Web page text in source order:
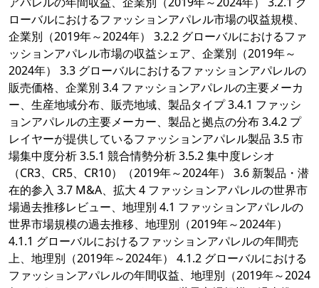
ローバルにおけるファッションアパレル市場の収益規模、
企業別（2019年～2024年） 3.2.2 グローバルにおけるファ
ッションアパレル市場の収益シェア、企業別（2019年～
2024年） 3.3 グローバルにおけるファッションアパレルの
販売価格、企業別 3.4 ファッションアパレルの主要メーカ
ー、生産地域分布、販売地域、製品タイプ 3.4.1 ファッシ
ョンアパレルの主要メーカー、製品と拠点の分布 3.4.2 プ
レイヤーが提供しているファッションアパレル製品 3.5 市
場集中度分析 3.5.1 競合情勢分析 3.5.2 集中度レシオ
（CR3、CR5、CR10）（2019年～2024年） 3.6 新製品・潜
在的参入 3.7 M&A、拡大 4 ファッションアパレルの世界市
場過去推移レビュー、地理別 4.1 ファッションアパレルの
世界市場規模の過去推移、地理別（2019年～2024年）
4.1.1 グローバルにおけるファッションアパレルの年間売
上、地理別（2019年～2024年） 4.1.2 グローバルにおける
ファッションアパレルの年間収益、地理別（2019年～2024